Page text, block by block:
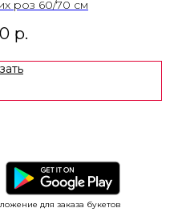
роз 60/70 см
р.
для заказа букетов